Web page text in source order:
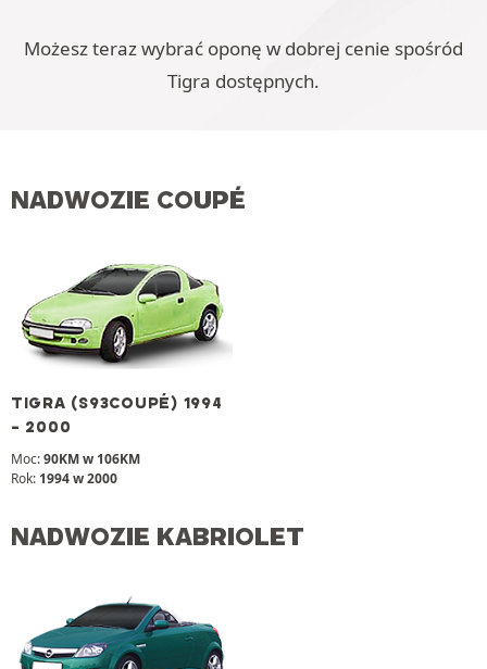
Możesz teraz wybrać oponę w dobrej cenie spośród
Tigra dostępnych.
NADWOZIE COUPÉ
TIGRA (S93COUPÉ) 1994
- 2000
Moc:90KM w 106KM
Rok: 1994 w 2000
NADWOZIE KABRIOLET